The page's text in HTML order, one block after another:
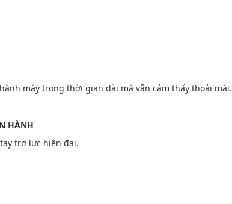
máy trong thời gian dài mà vẫn cảm thấy thoải mái.
HÀNH
trợ lực hiện đại.